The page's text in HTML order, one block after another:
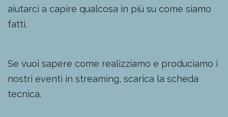
aiutarci a capire qualcosa in più su come siamo
fatti.
Se vuoi sapere come realizziamo e produciamo i
nostri eventi in streaming, scarica la scheda
tecnica.